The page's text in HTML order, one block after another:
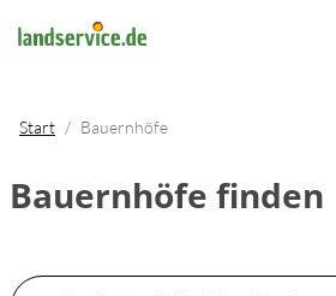
Start Bauernhöfe
Bauernhöfe finden